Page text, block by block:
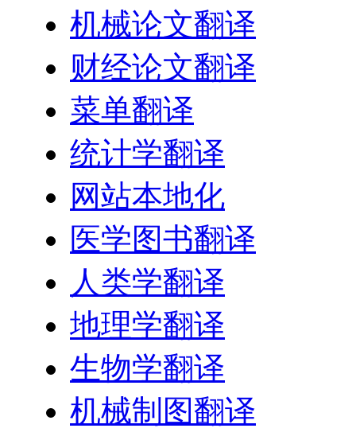
机械论文翻译
财经论文翻译
菜单翻译
统计学翻译
网站本地化
医学图书翻译
人类学翻译
地理学翻译
生物学翻译
机械制图翻译